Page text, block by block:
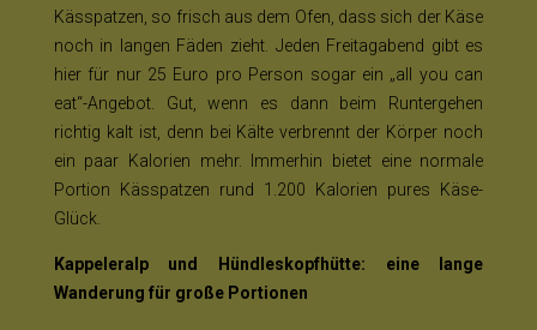
Kässpatzen, so frisch aus dem Ofen, dass sich der Käse
noch in langen Fäden zieht. Jeden Freitagabend gibt es
hier für nur 25 Euro pro Person sogar ein „all you can
eat“-Angebot. Gut, wenn es dann beim Runtergehen
richtig kalt ist, denn bei Kälte verbrennt der Körper noch
ein paar Kalorien mehr. Immerhin bietet eine normale
Portion Kässpatzen rund 1.200 Kalorien pures Käse-
Glück.
Kappeleralp und Hündleskopfhütte: eine lange
Wanderung für große Portionen